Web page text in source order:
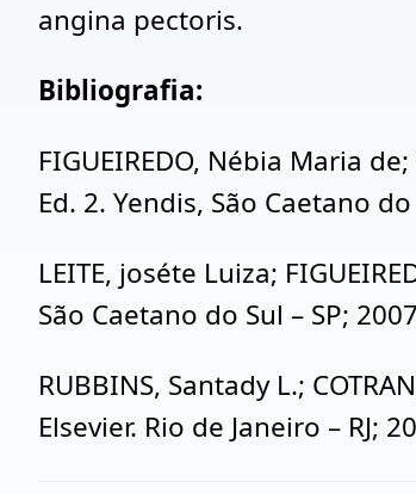
angina pectoris.
Bibliografia:
FIGUEIREDO, Nébia Maria
Ed. 2. Yendis, São Caetano
LEITE, joséte Luiza;
São Caetano do Sul – SP;
RUBBINS, Santady L.;
Elsevier. Rio de Janeiro – RJ;